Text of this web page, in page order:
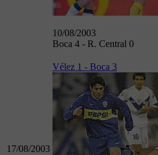
10/08/2003
Boca 4 - R. Central 0
17/08/2003
Vélez 1 - Boca 3